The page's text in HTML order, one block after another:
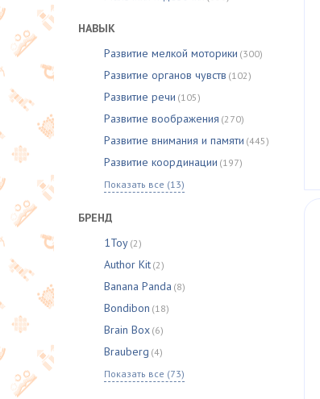
НАВЫК
Развитие мелкой моторики (300)
Развитие органов чувств (102)
Развитие речи (105)
Развитие воображения (270)
Развитие внимания и памяти (445)
Развитие координации (197)
Показать все (13)
БРЕНД
1Toy (2)
Author Kit (2)
Banana Panda (8)
Bondibon (18)
Brain Box (6)
Brauberg (4)
Показать все (73)